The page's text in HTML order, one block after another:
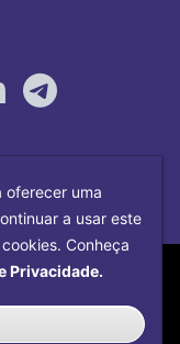
Federal
da
oferecer uma
a usar este
Conheça
Privacidade.